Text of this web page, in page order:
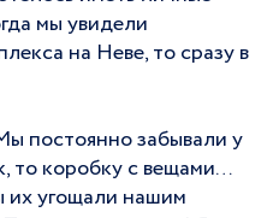
мы увидели
на Неве, то сразу в
постоянно забывали у
то коробку с вещами…
их угощали нашим